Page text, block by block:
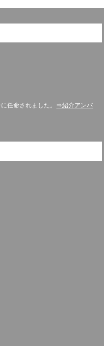
任命されました。
⇒紹介アンバ